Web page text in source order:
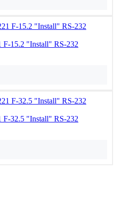
15.2 "Install" RS-232
32.5 "Install" RS-232